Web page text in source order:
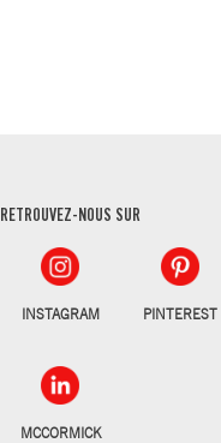
RETROUVEZ-NOUS SUR
INSTAGRAM PINTEREST
MCCORMICK